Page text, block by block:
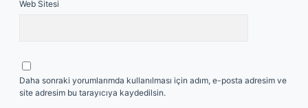
Web Sitesi
Daha sonraki yorumlarımda kullanılması için adım, e-posta adresim ve
site adresim bu tarayıcıya kaydedilsin.